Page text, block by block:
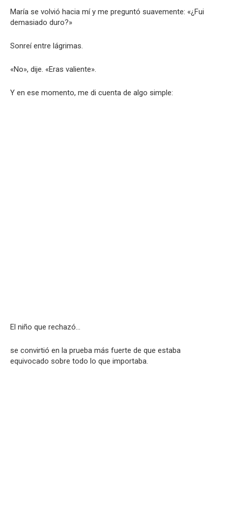
María se volvió hacia mí y me preguntó suavemente: «¿Fui
demasiado duro?»
Sonreí entre lágrimas.
«No», dije. «Eras valiente».
Y en ese momento, me di cuenta de algo simple:
El niño que rechazó…
se convirtió en la prueba más fuerte de que estaba
equivocado sobre todo lo que importaba.